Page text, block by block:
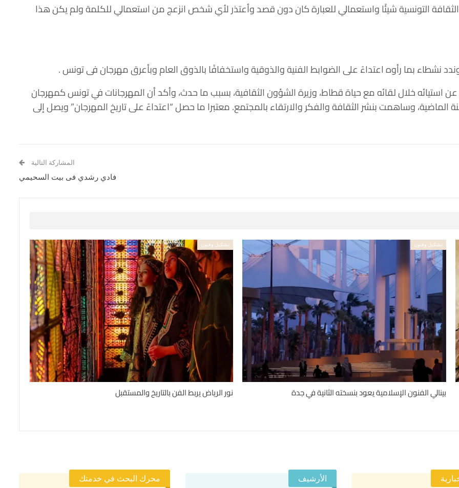
الثقافة التونسية شيئًا واستعمالي للعبارة كان دون قصد وأعتذر لأي شخص انزعج من استعمالي للكلمة ولم يكن هذا
نشطاء بما رأوه اعتداءً على الضوابط الفنية والذوقية واستخفافًا بالذوق العام وبأعرق مهرجان فى تونس .
استيائه خلال لقائه مع حياة قطاط، وزيرة الشؤون الثقافية، بسبب ما حدث، وأكد أن المهرجانات في تونس كمهرجان
وساهمت بنشر الثقافة والفكر والارتقاء بالمجتمع. معتبرا ما حصل “اعتداءً على تاريخ المهرجان” ويصل إلى
المشاركة التالية
فادي رشدي فى بيت السحيمي
تشكيل وفنون
بينالي الفنون الإسلامية يعود بنسخته الثانية في جدة
تشكيل وفنون
نور الرياض يربط الفن بالتاريخ والمستقبل
الأرشيف محرك البحث في خدمتك